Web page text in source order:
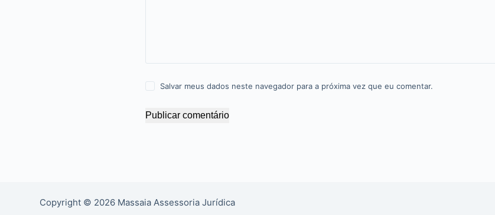
Salvar meus dados neste navegador para a próxima vez que eu comentar.
Publicar comentário
Copyright © 2026 Massaia Assessoria Jurídica